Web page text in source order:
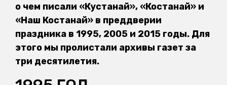
о чем писали «Кустанай», «Костанай» и
«Наш Костанай» в преддверии
праздника в 1995, 2005 и 2015 годы. Для
этого мы пролистали архивы газет за
три десятилетия.